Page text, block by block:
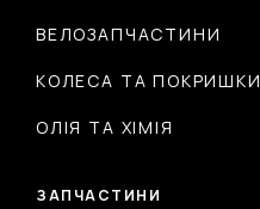
ВЕЛОЗАПЧАСТИНИ
КОЛЕСА ТА ПОКРИШКИ
ОЛІЯ ТА ХІМІЯ
ЗАПЧАСТИНИ